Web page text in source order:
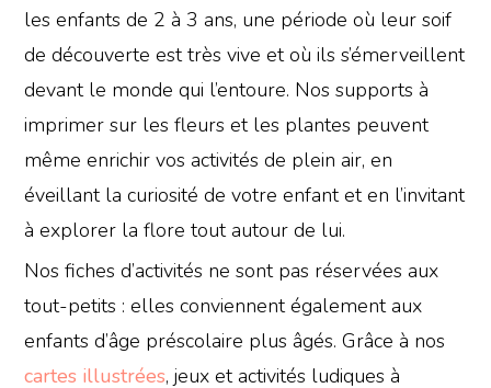
les enfants de 2 à 3 ans, une période où leur soif
de découverte est très vive et où ils s’émerveillent
devant le monde qui l’entoure. Nos supports à
imprimer sur les fleurs et les plantes peuvent
même enrichir vos activités de plein air, en
éveillant la curiosité de votre enfant et en l’invitant
à explorer la flore tout autour de lui.
Nos fiches d’activités ne sont pas réservées aux
tout-petits : elles conviennent également aux
enfants d’âge préscolaire plus âgés. Grâce à nos
cartes illustrées, jeux et activités ludiques à